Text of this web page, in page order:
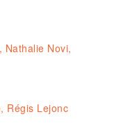
Nathalie Novi,
Régis Lejonc